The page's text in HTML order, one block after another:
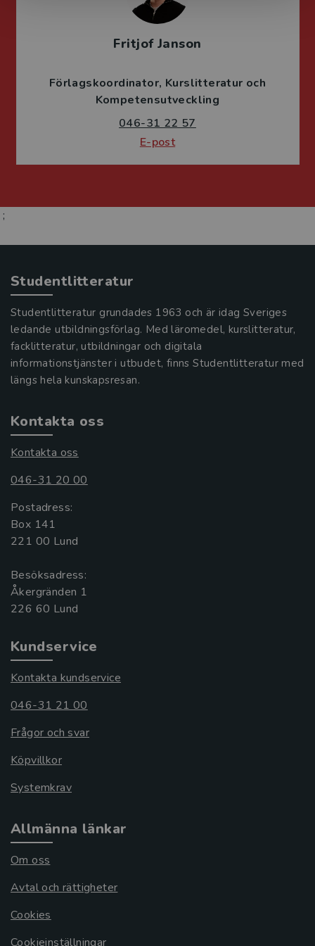
Fritjof Janson
Förlagskoordinator Kurslitteratur och
Kompetensutveckling
046-31 22 57
E-post
;
Studentlitteratur
Studentlitteratur grundades 1963 och är idag Sveriges
ledande utbildningsförlag. Med läromedel, kurslitteratur,
facklitteratur, utbildningar och digitala
informationstjänster i utbudet, finns Studentlitteratur med
längs hela kunskapsresan.
Kontakta oss
Kontakta oss
046-31 20 00
Postadress:
Box 141
221 00 Lund
Besöksadress:
Åkergränden 1
Kundservice
Kontakta kundservice
046-31 21 00
Frågor och svar
Köpvillkor
Systemkrav
Allmänna länkar
Om oss
Avtal och rättigheter
Cookies
Cookieinställningar